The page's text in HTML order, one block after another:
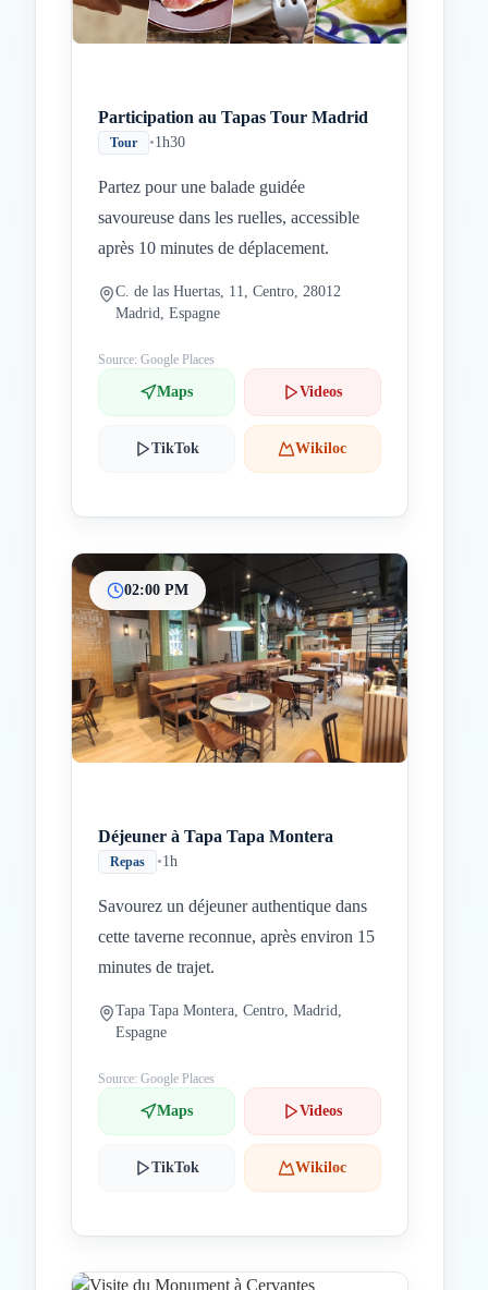
Participation au Tapas Tour Madrid
Tour •1h30
Partez pour une balade guidée
savoureuse dans les ruelles, accessible
après 10 minutes de déplacement.
C. de las Huertas, 11, Centro, 28012
Madrid, Espagne
Source: Google Places
Maps Videos
TikTok Wikiloc
02:00 PM
Déjeuner à Tapa Tapa Montera
Repas •1h
Savourez un déjeuner authentique dans
cette taverne reconnue, après environ 15
minutes de trajet.
Tapa Tapa Montera, Centro, Madrid,
Espagne
Source: Google Places
Maps Videos
TikTok Wikiloc